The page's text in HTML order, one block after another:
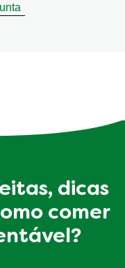
dicas
comer